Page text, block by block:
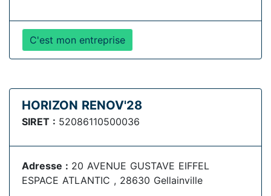
C'est mon entreprise
HORIZON RENOV'28
SIRET : 52086110500036
Adresse : 20 AVENUE GUSTAVE EIFFEL
ESPACE ATLANTIC , 28630 Gellainville